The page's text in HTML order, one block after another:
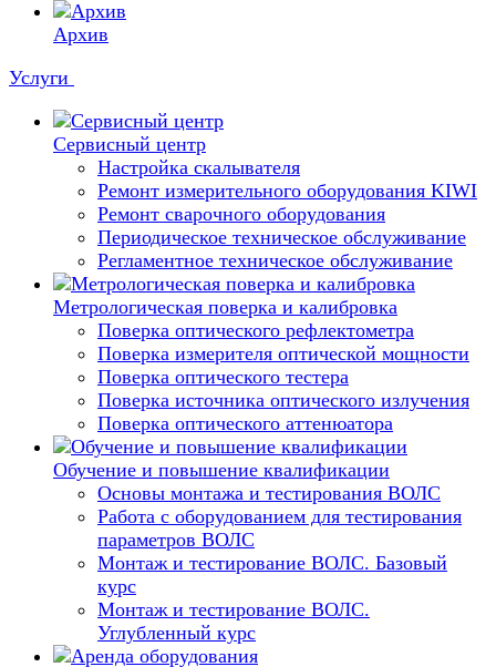
Архив
Услуги
Сервисный центр
Настройка скалывателя
Ремонт измерительного оборудования KIWI
Ремонт сварочного оборудования
Периодическое техническое обслуживание
Регламентное техническое обслуживание
Метрологическая поверка и калибровка
Поверка оптического рефлектометра
Поверка измерителя оптической мощности
Поверка оптического тестера
Поверка источника оптического излучения
Поверка оптического аттенюатора
Обучение и повышение квалификации
Основы монтажа и тестирования ВОЛС
Работа с оборудованием для тестирования
параметров ВОЛС
Монтаж и тестирование ВОЛС. Базовый
курс
Монтаж и тестирование ВОЛС.
Углубленный курс